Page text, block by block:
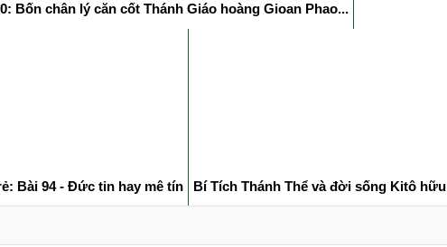
Bốn chân lý căn cốt Thánh Giáo hoàng Gioan Phao...
Bài 94 - Đức tin hay mê tín Bí Tích Thánh Thể và đời sống Kitô hữu